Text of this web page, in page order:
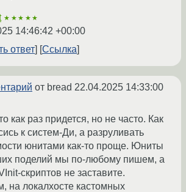
★★★★★
14:46:42 +00:00
ответ
Ссылка
от bread 22.04.2025 14:33:00
как раз придется, но не часто. Как
к систем-Ди, а разруливать
юнитами как-то проще. Юниты
поделий мы по-любому пишем, а
скриптов не заставите.
на локалхосте кастомных